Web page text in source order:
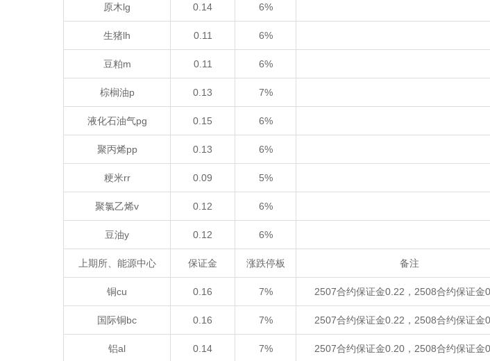
原木lg 0.14 6%
生猪lh 0.11 6%
豆粕m 0.11 6%
棕榈油p 0.13 7%
液化石油气pg 0.15 6%
聚丙烯pp 0.13 6%
粳米rr 0.09 5%
聚氯乙烯v 0.12 6%
豆油y 0.12 6%
上期所、能源中心 保证金 涨跌停板 备注
铜cu 0.16 7% 2507合约保证金0.22，2508合约保证金
国际铜bc 0.16 7% 2507合约保证金0.22，2508合约保证金
铝al 0.14 7% 2507合约保证金0.20，2508合约保证金